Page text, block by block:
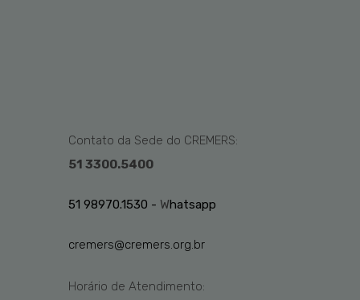
Contato da Sede do CREMERS:
51 3300.5400
51 98970.1530 - Whatsapp
cremers@cremers.org.br
Horário de Atendimento: